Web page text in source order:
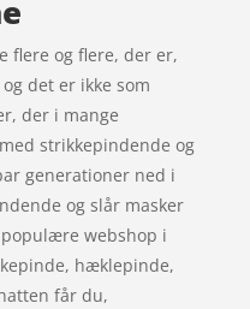
flere og flere, der er,
det er ikke som
der i mange
strikkepindende og
generationer ned i
og slår masker
webshop i
hæklepinde,
får du,